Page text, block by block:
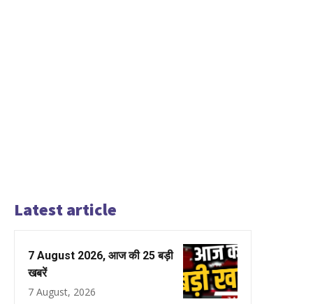
Latest article
7 August 2026, आज की 25 बड़ी
खबरें
7 August, 2026